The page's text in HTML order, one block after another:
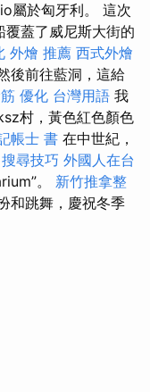
屬於匈牙利。 這次
蓋了威尼斯大街的
外燴 推薦 西式外燴
後前往藍洞，這給
優化 台灣用語 我
村，黃色紅色顏色
帳士 書 在中世紀，
尋技巧 外國人在台
。 新竹推拿整
和跳舞，慶祝冬季